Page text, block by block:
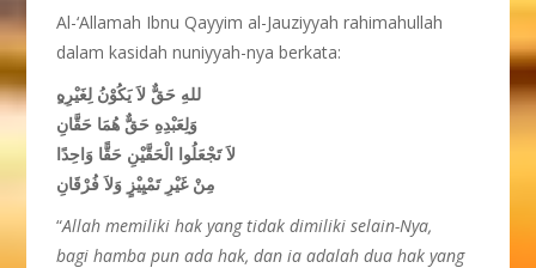
Al-‘Allamah Ibnu Qayyim al-Jauziyyah rahimahullah
dalam kasidah nuniyyah-nya berkata:
ِللهِ حَقٌّ لاَ يَكُوْنُ لِغَيْرِهِ
وَلِعَبْدِهِ حَقٌّ هُمَا حَقَّانِ
لاَ تَجْعَلُوا الْحَقَّيْنِ حَقًّا وَاحِدًا
مِنْ غَيْرِ تَمْيِيْزٍ وَلاَ فُرْقَانِ
“Allah memiliki hak yang tidak dimiliki selain-Nya,
bagi hamba pun ada hak, dan ia adalah dua hak yang